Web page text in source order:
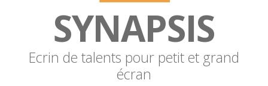
SYNAPSIS
Ecrin de talents pour petit et grand
écran